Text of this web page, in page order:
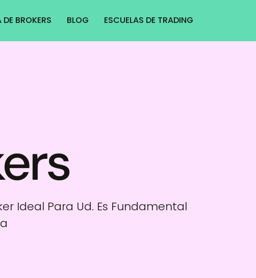
DE BROKERS BLOG ESCUELAS DE TRADING
Ideal Para Ud. Es Fundamental